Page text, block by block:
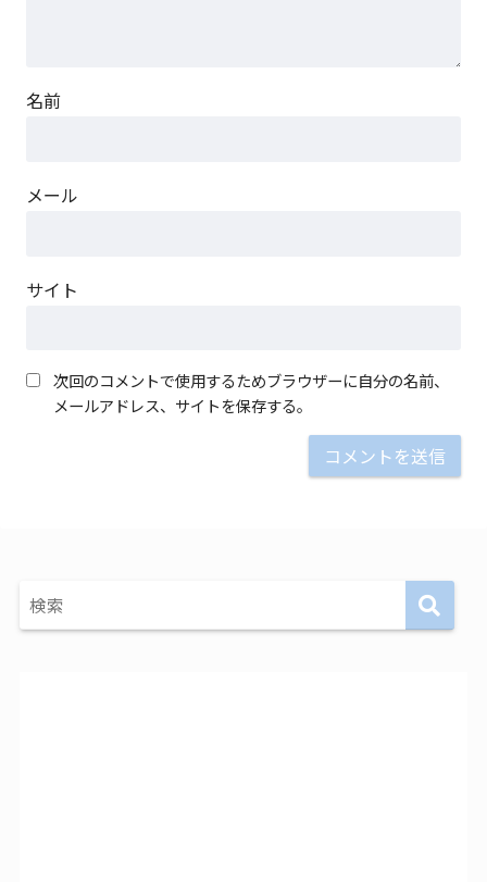
名前
メール
サイト
次回のコメントで使用するためブラウザーに自分の名前、
メールアドレス、サイトを保存する。